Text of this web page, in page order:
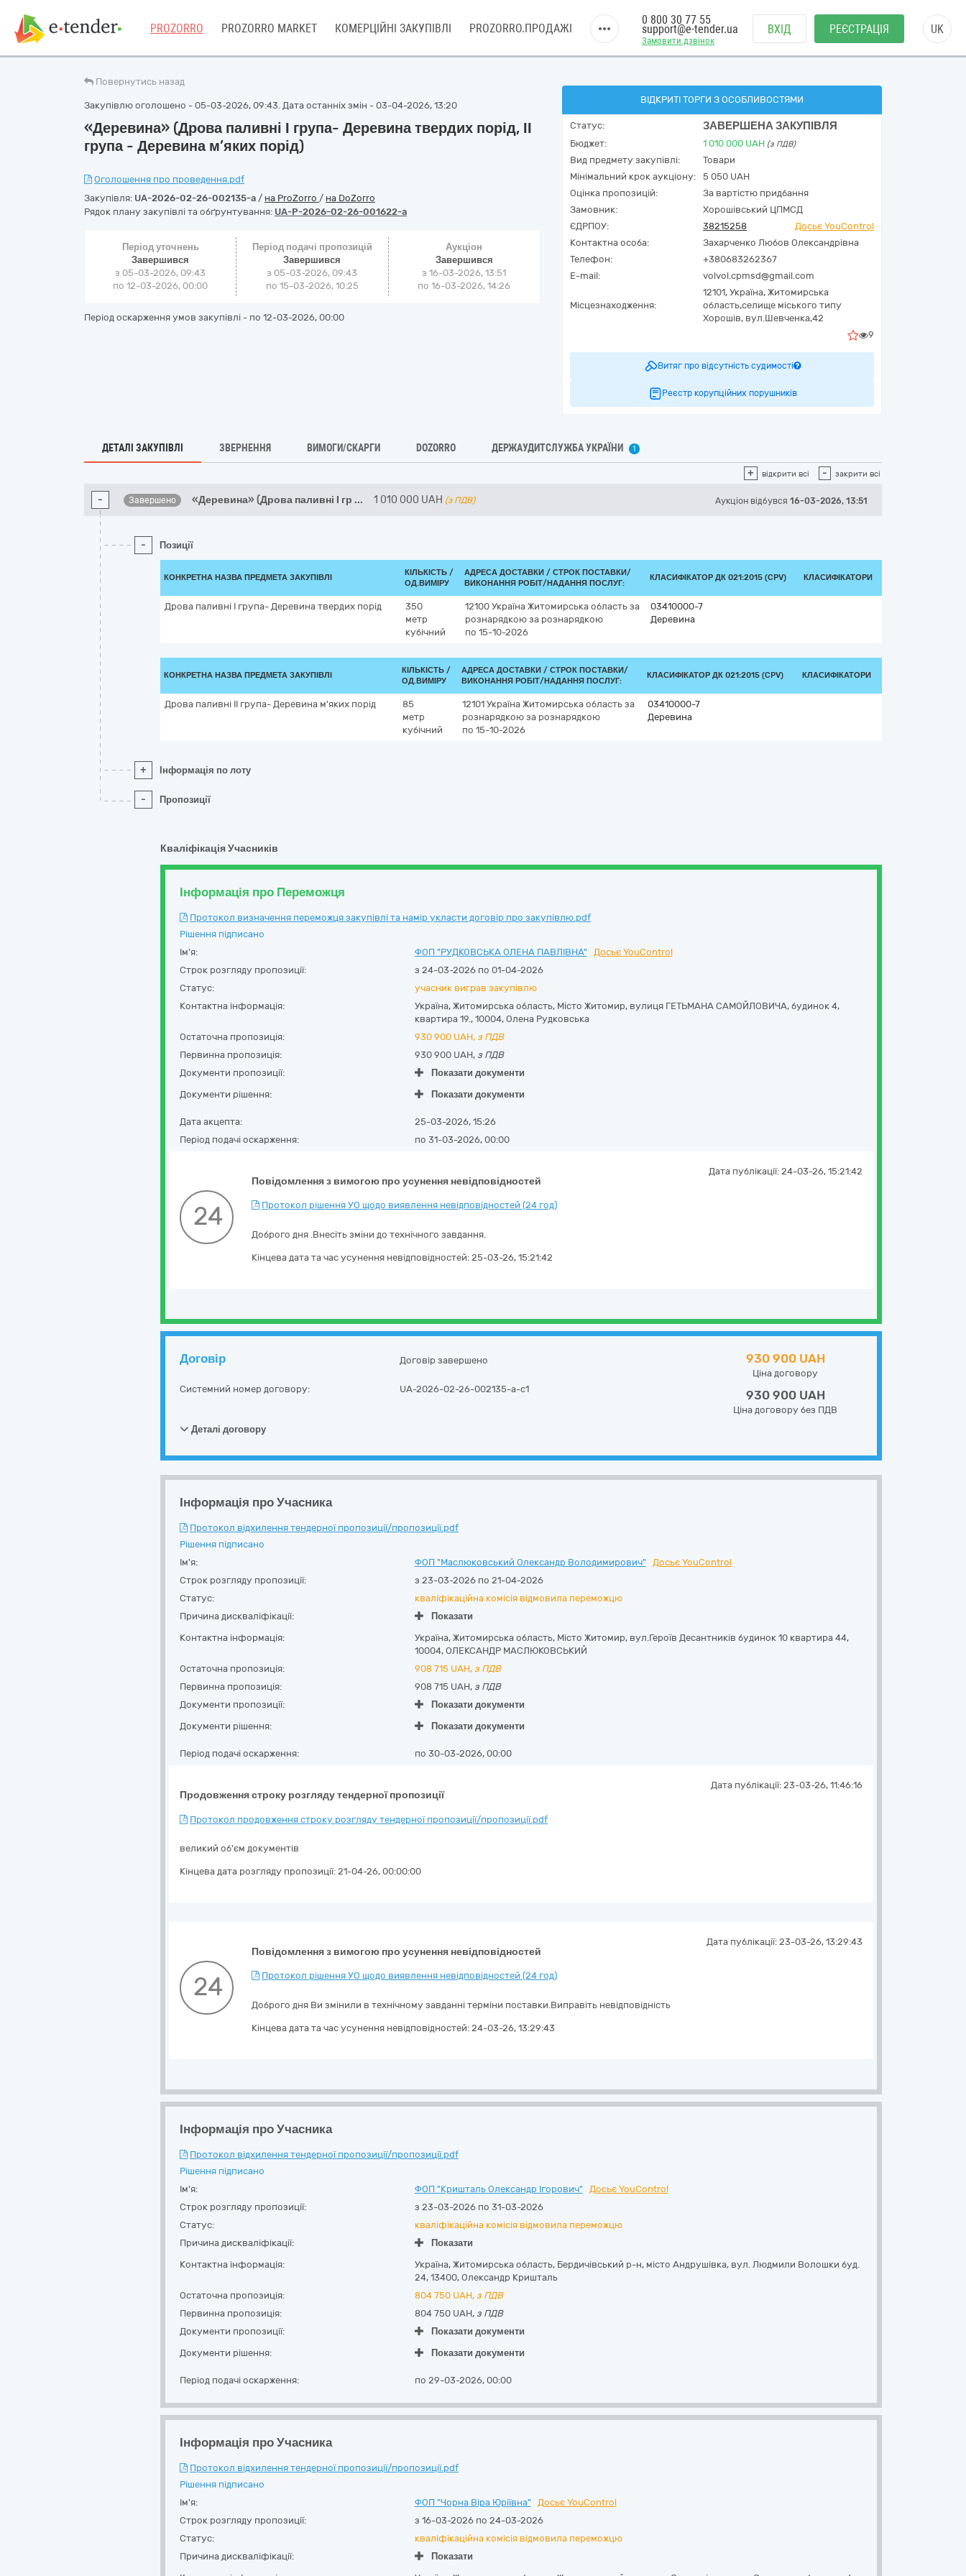
PROZORRO PROZORRO MARKET КОМЕРЦІЙНІ ЗАКУПІВЛІ PROZORRO.ПРОДАЖІ
Замовити дзвінок
0 800 30 77 55
support@e-tender.ua ВХІД РЕЄСТРАЦІЯ UK
Повернутись назад
Закупівлю оголошено - 05-03-2026, 09:43. Дата останніх змін - 03-04-2026, 13:20
«Деревина» (Дрова паливні І група- Деревина твердих порід, ІІ
група - Деревина м’яких порід)
Оголошення про проведення.pdf
Закупівля: UA-2026-02-26-002135-a / на ProZorro / на DoZorro
Рядок плану закупівлі та обґрунтування: UA-P-2026-02-26-001622-a
Період уточнень
Завершився
з 05-03-2026, 09:43
по 12-03-2026, 00:00
Період подачі пропозицій
Завершився
з 05-03-2026, 09:43
по 15-03-2026, 10:25
Аукціон
Завершився
з16-03-2026, 13:51
по16-03-2026, 14:26
Період оскарження умов закупівлі - по 12-03-2026, 00:00
ВІДКРИТІ ТОРГИ З ОСОБЛИВОСТЯМИ
Статус: ЗАВЕРШЕНА ЗАКУПІВЛЯ
Бюджет: 1 010 000 UAH (з ПДВ)
Вид предмету закупівлі:
Товари
Мінімальний крок аукціону:
5 050 UAH
Оцінка пропозицій:
За вартістю придбання
Замовник:
Хорошівський ЦПМСД
ЄДРПОУ:
38215258
Досьє YouControl
Контактна особа:
Захарченко Любов Олександрівна
Телефон:
+380683262367
E-mail:
volvol.cpmsd@gmail.com
Місцезнаходження:
12101, Україна, Житомирська
область,селище міського типу
Хорошів, вул.Шевченка,42
9
Витяг про відсутність судимості
Реєстр корупційних порушників
ДЕТАЛІ ЗАКУПІВЛІ ЗВЕРНЕННЯ ВИМОГИ/СКАРГИ DOZORRO ДЕРЖАУДИТСЛУЖБА УКРАЇНИ 1
+ відкрити всі - закрити всі
- Завершено «Деревина» (Дрова паливні І гр ... 1 010 000 UAH (з ПДВ) Аукціон відбувся 16-03-2026, 13:51
- Позиції
КОНКРЕТНА НАЗВА ПРЕДМЕТА ЗАКУПІВЛІ
КІЛЬКІСТЬ /
ОД.ВИМІРУ
АДРЕСА ДОСТАВКИ / СТРОК ПОСТАВКИ/
ВИКОНАННЯ РОБІТ/НАДАННЯ ПОСЛУГ:
КЛАСИФІКАТОР ДК 021:2015 (CPV) КЛАСИФІКАТОРИ
Дрова паливні І група- Деревина твердих порід
350
метр
кубічний
12100 Україна Житомирська область за
рознарядкою за рознарядкою
по 15-10-2026
03410000-7
Деревина
КОНКРЕТНА НАЗВА ПРЕДМЕТА ЗАКУПІВЛІ
КІЛЬКІСТЬ /
ОД.ВИМІРУ
АДРЕСА ДОСТАВКИ / СТРОК ПОСТАВКИ/
ВИКОНАННЯ РОБІТ/НАДАННЯ ПОСЛУГ:
КЛАСИФІКАТОР ДК 021:2015 (CPV) КЛАСИФІКАТОРИ
Дрова паливні ІІ група- Деревина м'яких порід
85
метр
кубічний
12101 Україна Житомирська область за
рознарядкою за рознарядкою
по 15-10-2026
03410000-7
Деревина
+ Інформація по лоту
- Пропозиції
Кваліфікація Учасників
Інформація про Переможця
Протокол визначення переможця закупівлі та намір укласти договір про закупівлю.pdf
Рішення підписано
Ім'я:
ФОП "РУДКОВСЬКА ОЛЕНА ПАВЛІВНА"
Досьє YouControl
Строк розгляду пропозиції:
з 24-03-2026 по 01-04-2026
Статус:
учасник виграв закупівлю
Контактна інформація:
Україна, Житомирська область, Місто Житомир, вулиця ГЕТЬМАНА САМОЙЛОВИЧА, будинок 4,
квартира 19., 10004, Олена Рудковська
Остаточна пропозиція:
930 900 UAH, з ПДВ
Первинна пропозиція:
930 900 UAH, з ПДВ
Документи пропозиції:
Показати документи
Документи рішення:
Показати документи
Дата акцепта:
25-03-2026, 15:26
Період подачі оскарження:
по 31-03-2026, 00:00
Повідомлення з вимогою про усунення невідповідностей
Дата публікації: 24-03-26, 15:21:42
24 Протокол рішення УО щодо виявлення невідповідностей (24 год)
Доброго дня .Внесіть зміни до технічного завдання.
Кінцева дата та час усунення невідповідностей: 25-03-26, 15:21:42
Договір Договір завершено
Системний номер договору: UA-2026-02-26-002135-a-c1
930 900 UAH
Ціна договору
930 900 UAH
Ціна договору без ПДВ
Деталі договору
Інформація про Учасника
Протокол відхилення тендерної пропозиції/пропозиції.pdf
Рішення підписано
Ім'я:
ФОП "Маслюковський Олександр Володимирович"
Досьє YouControl
Строк розгляду пропозиції:
з 23-03-2026 по 21-04-2026
Статус:
кваліфікаційна комісія відмовила переможцю
Причина дискваліфікації:
Показати
Контактна інформація:
Україна, Житомирська область, Місто Житомир, вул.Героїв Десантників будинок 10 квартира 44,
10004, ОЛЕКСАНДР МАСЛЮКОВСЬКИЙ
Остаточна пропозиція:
908 715 UAH, з ПДВ
Первинна пропозиція:
908 715 UAH, з ПДВ
Документи пропозиції:
Показати документи
Документи рішення:
Показати документи
Період подачі оскарження: по 30-03-2026, 00:00
Продовження строку розгляду тендерної пропозиції
Дата публікації: 23-03-26, 11:46:16
Протокол продовження строку розгляду тендерної пропозиції/пропозиції.pdf
великий об'єм документів
Кінцева дата розгляду пропозиції: 21-04-26, 00:00:00
Повідомлення з вимогою про усунення невідповідностей
Дата публікації: 23-03-26, 13:29:43
24 Протокол рішення УО щодо виявлення невідповідностей (24 год)
Доброго дня Ви змінили в технічному завданні терміни поставки.Виправіть невідповідність
Кінцева дата та час усунення невідповідностей: 24-03-26, 13:29:43
Інформація про Учасника
Протокол відхилення тендерної пропозиції/пропозиції.pdf
Рішення підписано
Ім'я:
ФОП "Кришталь Олександр Ігорович"
Досьє YouControl
Строк розгляду пропозиції:
з 23-03-2026 по 31-03-2026
Статус:
кваліфікаційна комісія відмовила переможцю
Причина дискваліфікації:
Показати
Контактна інформація:
Україна, Житомирська область, Бердичівський р-н, місто Андрушівка, вул. Людмили Волошки буд.
24, 13400, Олександр Кришталь
Остаточна пропозиція:
804 750 UAH, з ПДВ
Первинна пропозиція:
804 750 UAH, з ПДВ
Документи пропозиції:
Показати документи
Документи рішення:
Показати документи
Період подачі оскарження: по 29-03-2026, 00:00
Інформація про Учасника
Протокол відхилення тендерної пропозиції/пропозиції.pdf
Рішення підписано
Ім'я:
ФОП "Чорна Віра Юріївна"
Досьє YouControl
Строк розгляду пропозиції:
з 16-03-2026 по 24-03-2026
Статус:
кваліфікаційна комісія відмовила переможцю
Причина дискваліфікації:
Показати